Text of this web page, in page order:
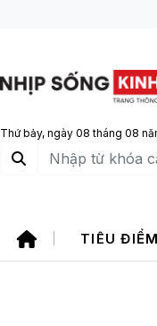
Thứ bảy, ngày 08 tháng 08
TIÊU ĐIỂM